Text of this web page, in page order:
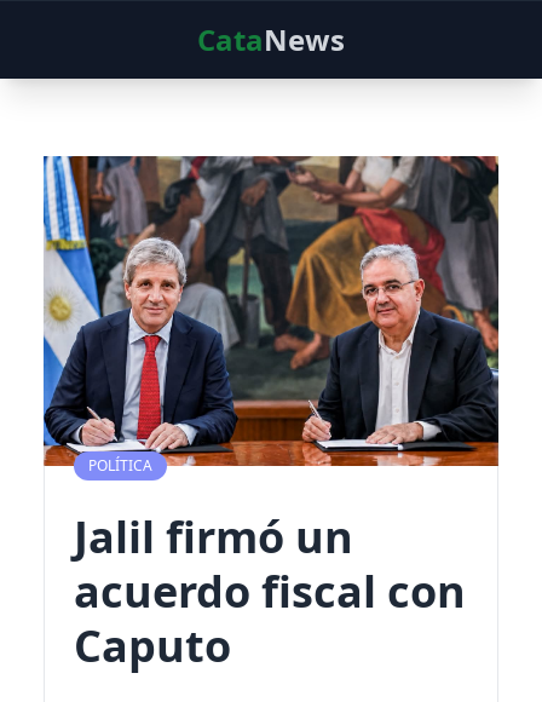
CataNews
POLÍTICA
Jalil firmó un
acuerdo fiscal con
Caputo